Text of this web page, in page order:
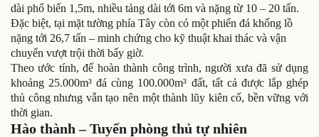
dài phổ biến 1,5m, nhiều tảng dài tới 6m và nặng từ 10 – 20 tấn.
Đặc biệt, tại mặt tường phía Tây còn có một phiến đá khổng lồ
nặng tới 26,7 tấn – minh chứng cho kỹ thuật khai thác và vận
chuyển vượt trội thời bấy giờ.
Theo ước tính, để hoàn thành công trình, người xưa đã sử dụng
khoảng 25.000m³ đá cùng 100.000m³ đất, tất cả được lắp ghép
thủ công nhưng vẫn tạo nên một thành lũy kiên cố, bền vững với
thời gian.
Hào thành – Tuyến phòng thủ tự nhiên